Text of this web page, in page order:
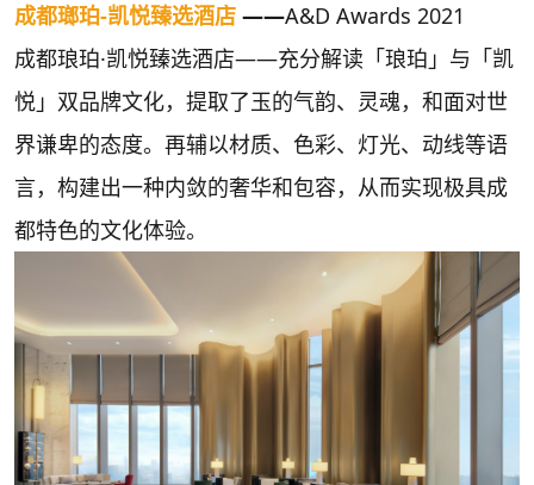
成都瑯珀-凯悦臻选酒店 ——A&D Awards 2021
成都琅珀·凯悦臻选酒店——充分解读「琅珀」与「凯
悦」双品牌文化，提取了玉的气韵、灵魂，和面对世
界谦卑的态度。再辅以材质、色彩、灯光、动线等语
言，构建出一种内敛的奢华和包容，从而实现极具成
都特色的文化体验。